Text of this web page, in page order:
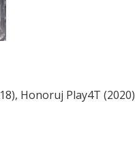
Honoruj Play4T (2020)